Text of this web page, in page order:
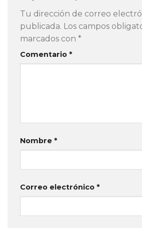
Tu dirección de correo
publicada. Los campos
marcados con *
Comentario *
Nombre *
Correo electrónico *